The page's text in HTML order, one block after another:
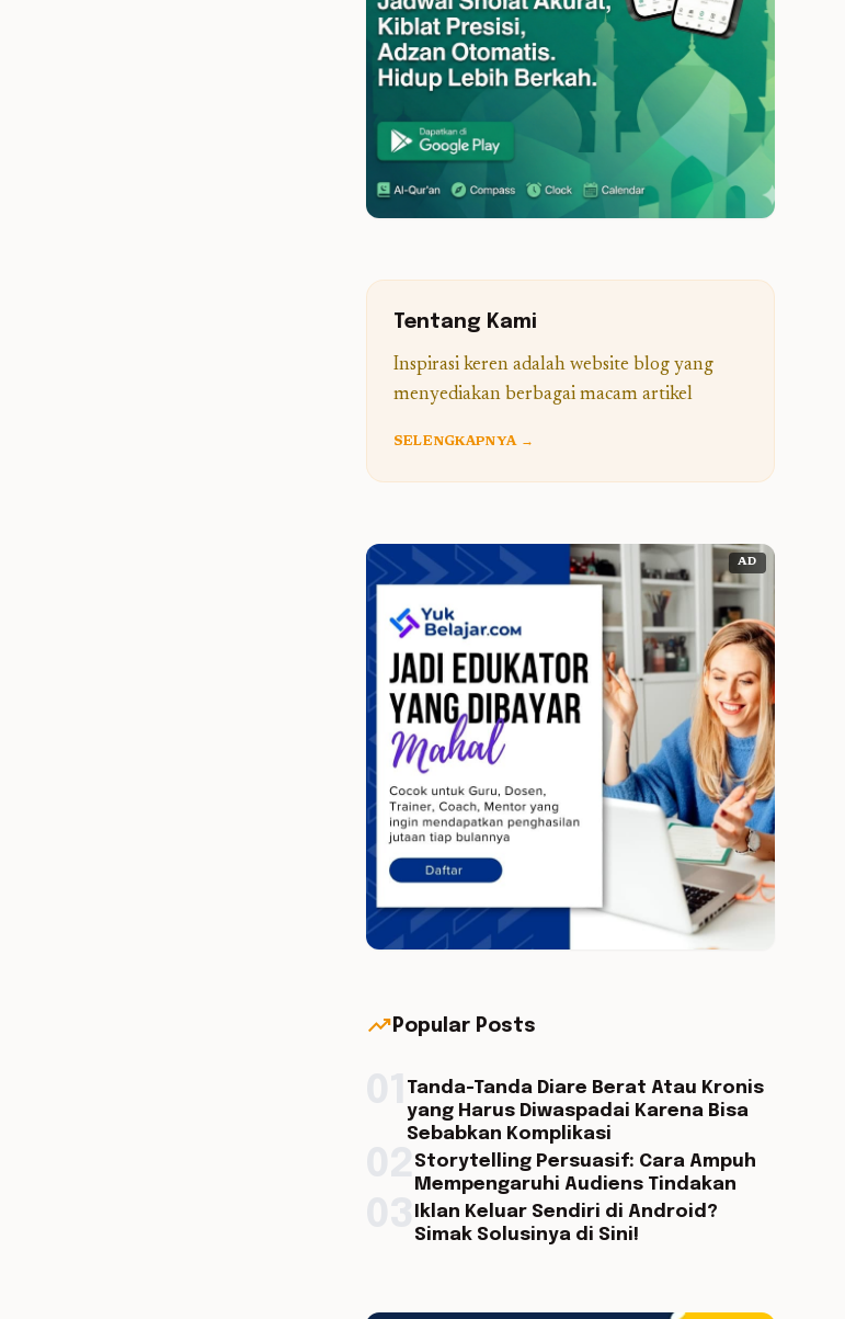
Tentang Kami
Inspirasi keren adalah website blog yang
menyediakan berbagai macam artikel
SELENGKAPNYA →
AD
trending_up Popular Posts
Tanda-Tanda Diare Berat Atau Kronis
yang Harus Diwaspadai Karena Bisa
Sebabkan Komplikasi
Storytelling Persuasif: Cara Ampuh
Mempengaruhi Audiens Tindakan
Iklan Keluar Sendiri di Android?
Simak Solusinya di Sini!